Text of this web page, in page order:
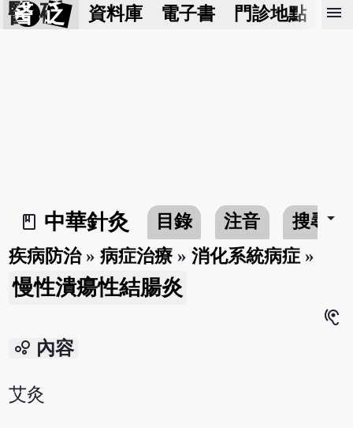
醫 砭 資料庫 電子書 門診地點 預
menu
book_2
中華針灸 目錄 注音 搜尋arrow_drop_down
疾病防治»病症治療»消化系統病症 »
慢性潰瘍性結腸炎
hearing
bubble_chart 內容
艾灸